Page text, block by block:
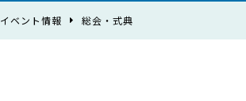
イベント情報 総会・式典